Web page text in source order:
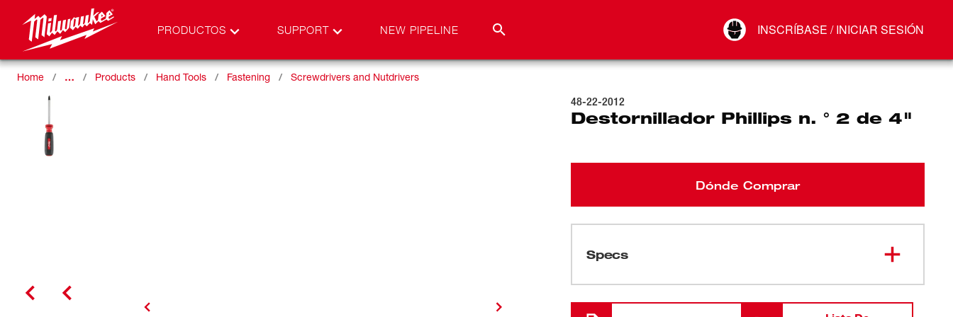
PRODUCTOS SUPPORT NEW PIPELINE INSCRÍBASE / INICIAR SESIÓN
Conectar
Home … Products Hand Tools Fastening Screwdrivers and Nutdrivers
48-22-2012
Destornillador Phillips n. ° 2 de 4"
Dónde Comprar
Specs
Cargando